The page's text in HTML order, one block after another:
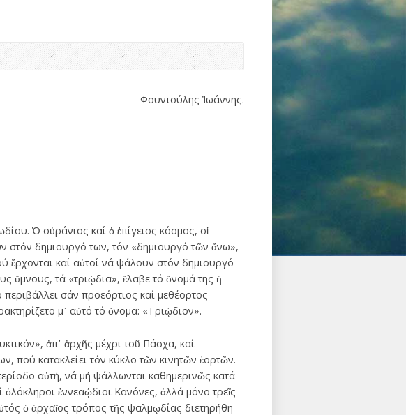
Φουντούλης Ἰωάννης.
Ὁ οὐράνιος καί ὁ ἐπίγειος κόσμος, οἱ
στόν δημιουργό των, τόν «δημιουργό τῶν ἄνω»,
ἔρχονται καί αὐτοί νά ψάλουν στόν δημιουργό
ὕμνους, τά «τριῴδια», ἔλαβε τό ὄνομά της ἡ
περιβάλλει σάν προεόρτιος καί μεθέορτος
μ᾽ αὐτό τό ὄνομα: «Τριῴδιον».
ἀπ᾽ ἀρχῆς μέχρι τοῦ Πάσχα, καί
πού κατακλείει τόν κύκλο τῶν κινητῶν ἑορτῶν.
αὐτή, νά μή ψάλλωνται καθημερινῶς κατά
ἐννεαῴδιοι Κανόνες, ἀλλά μόνο τρεῖς
ὁ ἀρχαῖος τρόπος τῆς ψαλμῳδίας διετηρήθη